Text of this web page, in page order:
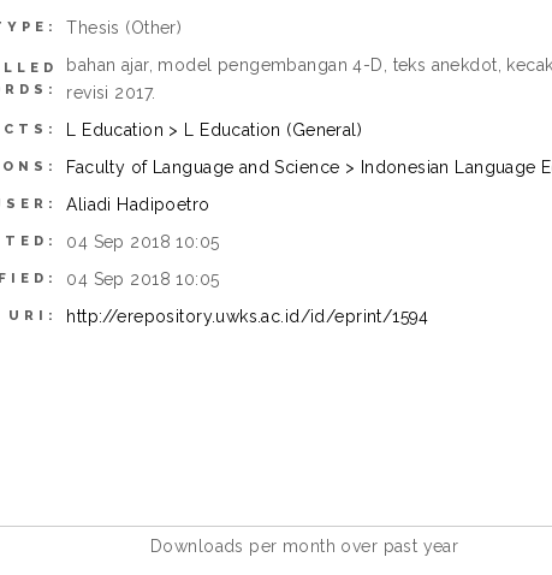
Thesis (Other)
bahan ajar, model pengembangan 4-D, teks anekdot,
revisi 2017.
L Education > L Education (General)
Faculty of Language and Science > Indonesian Language
Aliadi Hadipoetro
04 Sep 2018 10:05
04 Sep 2018 10:05
URI: http://erepository.uwks.ac.id/id/eprint/1594
Downloads per month over past year